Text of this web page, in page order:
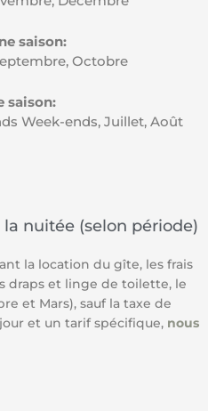
saison:
Octobre
saison:
Week-ends, Juillet, Août
nuitée (selon période)
la location du gîte, les frais
draps et linge de toilette, le
et Mars), sauf la taxe de
et un tarif spécifique, nous